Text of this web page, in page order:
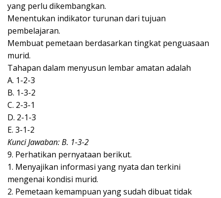
yang perlu dikembangkan.
Menentukan indikator turunan dari tujuan
pembelajaran.
Membuat pemetaan berdasarkan tingkat penguasaan
murid.
Tahapan dalam menyusun lembar amatan adalah
A. 1-2-3
B. 1-3-2
C. 2-3-1
D. 2-1-3
E. 3-1-2
Kunci Jawaban: B. 1-3-2
9. Perhatikan pernyataan berikut.
1. Menyajikan informasi yang nyata dan terkini
mengenai kondisi murid.
2. Pemetaan kemampuan yang sudah dibuat tidak